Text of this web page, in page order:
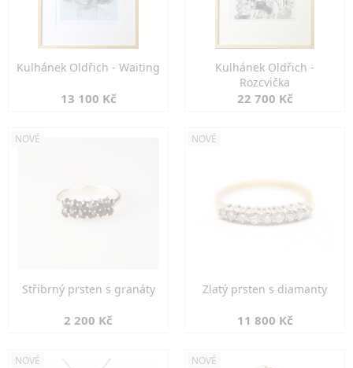
Kulhánek Oldřich - Waiting
13 100 Kč
Kulhánek Oldřich -
Rozcvička
22 700 Kč
NOVÉ
Stříbrný prsten s granáty
2 200 Kč
NOVÉ
Zlatý prsten s diamanty
11 800 Kč
NOVÉ NOVÉ